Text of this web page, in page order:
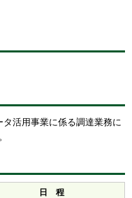
活用事業に係る調達業務に
日 程